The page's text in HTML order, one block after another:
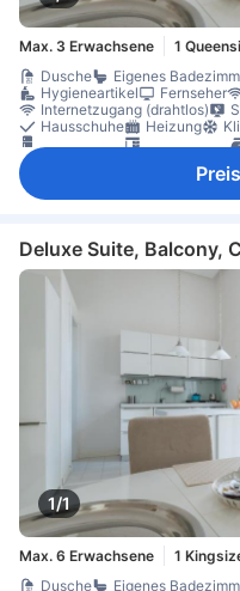
Max. 3 Erwachsene
1
Dusche
Eigenes
Hygieneartikel
Fernseher
Internetzugang (drahtlos)
Hausschuhe
Heizung
Kühlschrank
Schreibtisch
Deluxe Suite, Balcony,
1/1
Max. 6 Erwachsene
1
Dusche
Eigenes